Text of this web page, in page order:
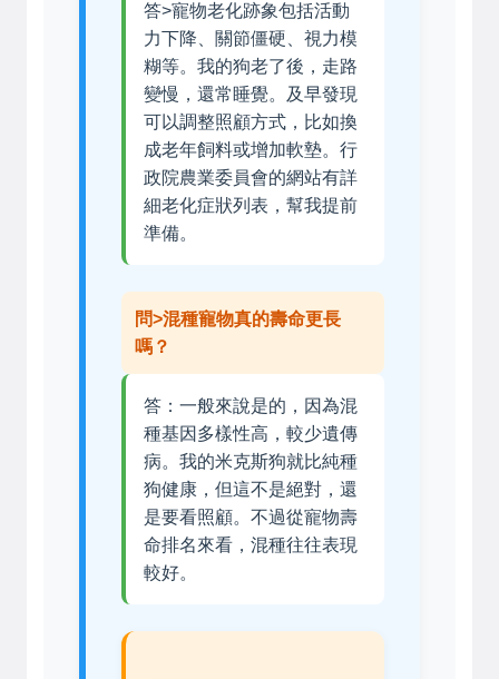
答>寵物老化跡象包括活動
力下降、關節僵硬、視力模
糊等。我的狗老了後，走路
變慢，還常睡覺。及早發現
可以調整照顧方式，比如換
成老年飼料或增加軟墊。行
政院農業委員會的網站有詳
細老化症狀列表，幫我提前
準備。
問>混種寵物真的壽命更長
嗎？
答：一般來說是的，因為混
種基因多樣性高，較少遺傳
病。我的米克斯狗就比純種
狗健康，但這不是絕對，還
是要看照顧。不過從寵物壽
命排名來看，混種往往表現
較好。